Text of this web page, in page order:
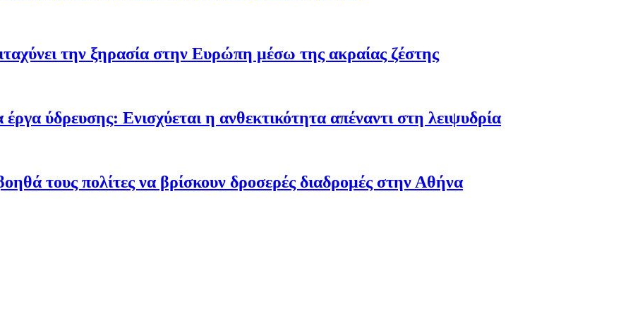
την ξηρασία στην Ευρώπη μέσω της ακραίας ζέστης
ύδρευσης: Ενισχύεται η ανθεκτικότητα απέναντι στη λειψυδρία
τους πολίτες να βρίσκουν δροσερές διαδρομές στην Αθήνα